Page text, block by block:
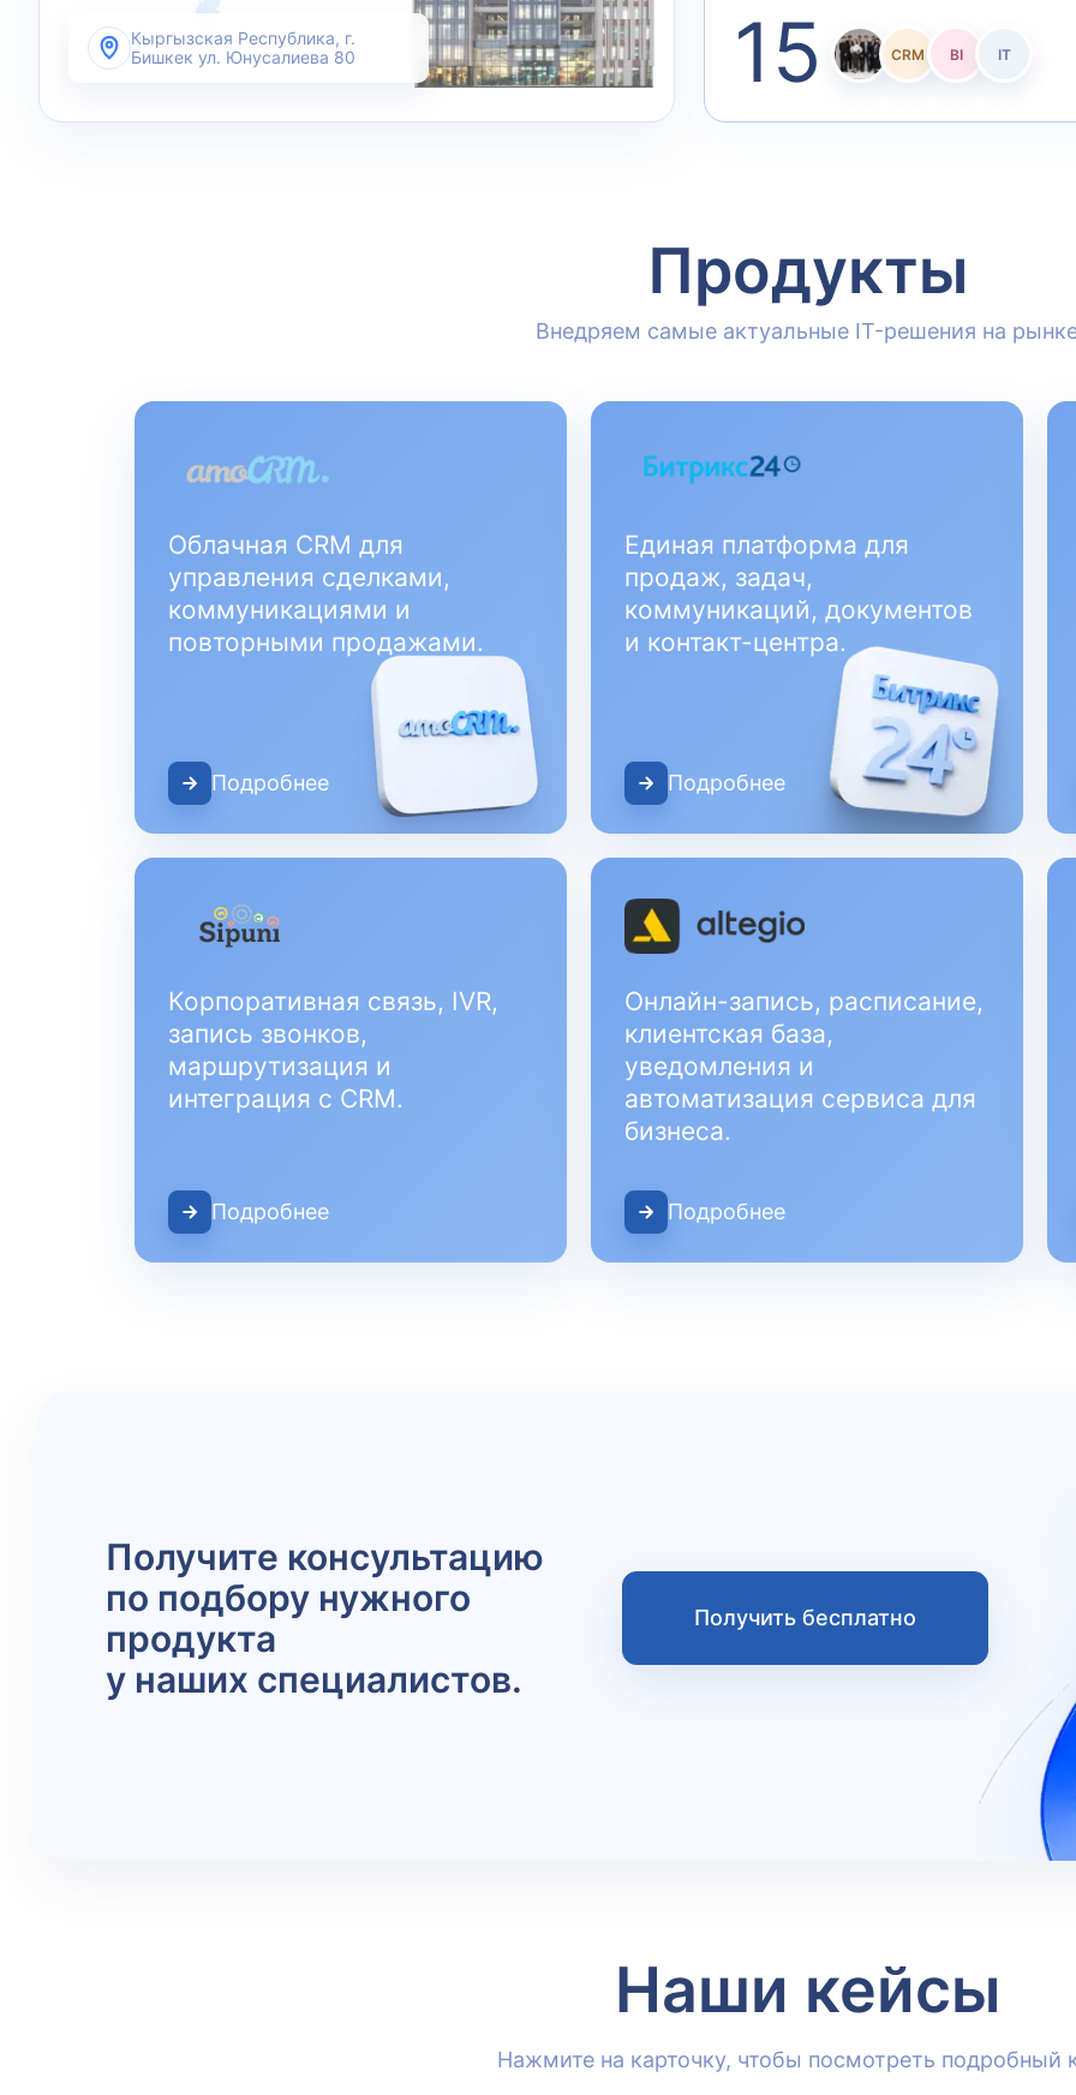
Кыргызская Республика, г.
Бишкек ул. Юнусалиева 80
15 CRM BI IT
Продукты
Внедряем самые актуальные IT-решения на
Облачная CRM для
управления сделками,
коммуникациями и
повторными продажами.
Подробнее
Единая платформа для
продаж, задач,
коммуникаций, документов
и контакт-центра.
Подробнее
Корпоративная связь, IVR,
запись звонков,
маршрутизация и
интеграция с CRM.
Подробнее
Онлайн-запись, расписание,
клиентская база,
уведомления и
автоматизация сервиса для
бизнеса.
Подробнее
Получите консультацию
по подбору нужного
продукта
у наших специалистов.
Получить бесплатно
Наши кейсы
Нажмите на карточку, чтобы посмотреть подробный